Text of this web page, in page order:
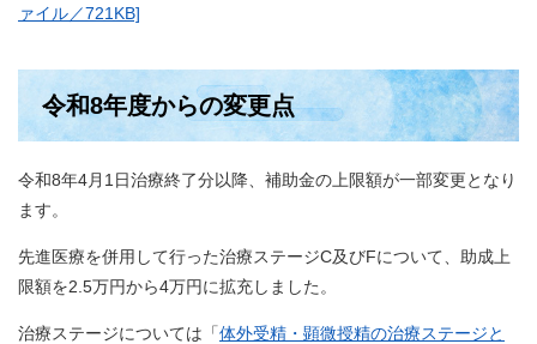
ァイル／721KB]
令和8年度からの変更点
令和8年4月1日治療終了分以降、補助金の上限額が一部変更となり
ます。
先進医療を併用して行った治療ステージC及びFについて、助成上
限額を2.5万円から4万円に拡充しました。
治療ステージについては「体外受精・顕微授精の治療ステージと